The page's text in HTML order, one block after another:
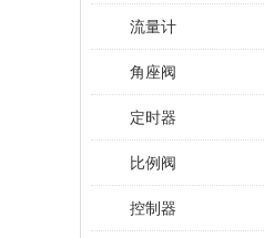
流量计
角座阀
定时器
比例阀
控制器